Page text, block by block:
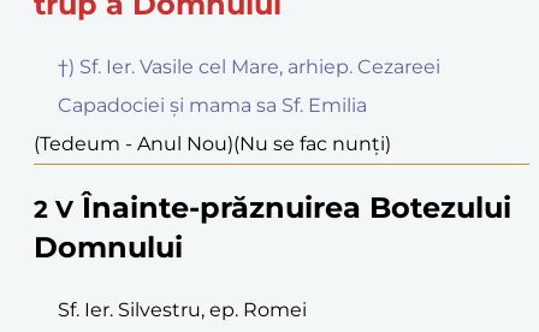
†) Sf. Ier. Vasile cel Mare, arhiep. Cezareei
Capadociei și mama sa Sf. Emilia
(Tedeum - Anul Nou)(Nu se fac nunți)
2 V Înainte-prăznuirea Botezului
Domnului
Sf. Ier. Silvestru, ep. Romei